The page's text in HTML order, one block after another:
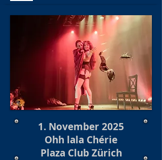
1. November 2025
Ohh lala Chérie
Plaza Club Zürich